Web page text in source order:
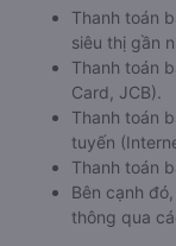
Thanh toán
siêu thị gần
Thanh toán
Card, JCB).
Thanh toán
tuyến
Thanh toán
Bên cạnh
thông qua